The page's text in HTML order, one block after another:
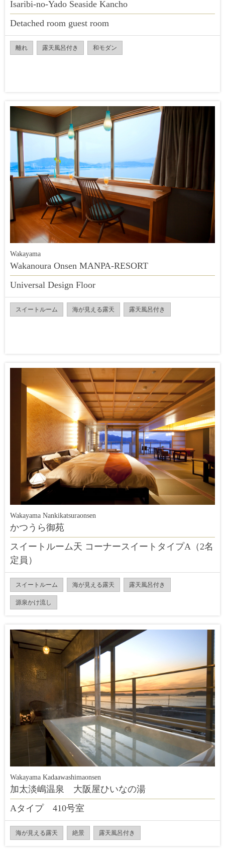
Isaribi-no-Yado Seaside Kancho
Detached room guest room
離れ 露天風呂付き 和モダン
Wakayama
Wakanoura Onsen MANPA-RESORT
Universal Design Floor
スイートルーム 海が見える露天 露天風呂付き
Wakayama Nankikatsuraonsen
かつうら御苑
スイートルーム天 コーナースイートタイプA（2名
定員）
スイートルーム 海が見える露天 露天風呂付き
源泉かけ流し
Wakayama Kadaawashimaonsen
加太淡嶋温泉 大阪屋ひいなの湯
Aタイプ 410号室
海が見える露天 絶景 露天風呂付き